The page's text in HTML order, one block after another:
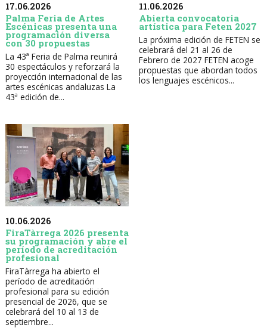
17.06.2026
Palma Feria de Artes
Escénicas presenta una
programación diversa
con 30 propuestas
La 43ª Feria de Palma reunirá
30 espectáculos y reforzará la
proyección internacional de las
artes escénicas andaluzas La
43ª edición de...
11.06.2026
Abierta convocatoria
artística para Feten 2027
La próxima edición de FETEN se
celebrará del 21 al 26 de
Febrero de 2027 FETEN acoge
propuestas que abordan todos
los lenguajes escénicos...
10.06.2026
FiraTàrrega 2026 presenta
su programación y abre el
período de acreditación
profesional
FiraTàrrega ha abierto el
período de acreditación
profesional para su edición
presencial de 2026, que se
celebrará del 10 al 13 de
septiembre...